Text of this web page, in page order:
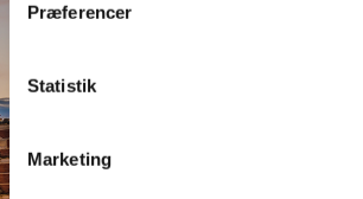
Præferencer
Statistik
Marketing